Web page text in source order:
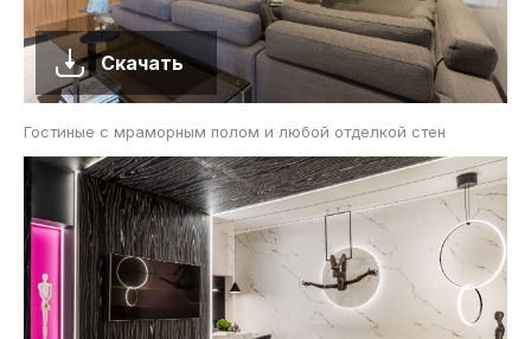
Скачать
Гостиные с мраморным полом и любой отделкой стен